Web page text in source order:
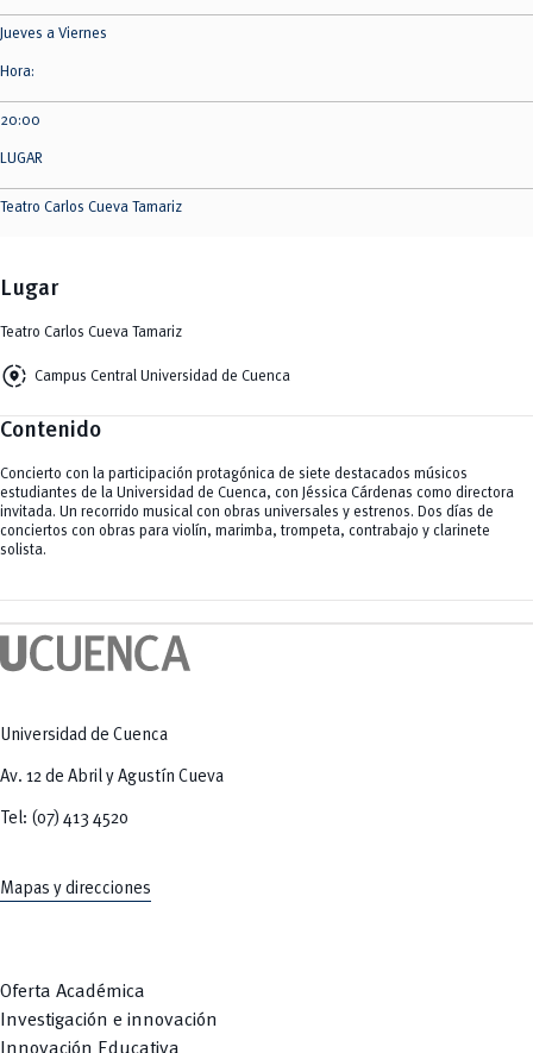
Jueves a Viernes
Hora:
20:00
LUGAR
Teatro Carlos Cueva Tamariz
Lugar
Teatro Carlos Cueva Tamariz
share_location Campus Central Universidad de Cuenca
Contenido
Concierto con la participación protagónica de siete destacados músicos
estudiantes de la Universidad de Cuenca, con Jéssica Cárdenas como directora
invitada. Un recorrido musical con obras universales y estrenos. Dos días de
conciertos con obras para violín, marimba, trompeta, contrabajo y clarinete
solista.
Universidad de Cuenca
Av. 12 de Abril y Agustín Cueva
Tel: (07) 413 4520
Mapas y direcciones
Oferta Académica
Investigación e innovación